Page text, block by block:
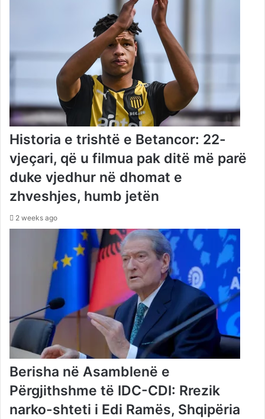
Historia e trishtë e Betancor: 22-
vjeçari, që u filmua pak ditë më parë
duke vjedhur në dhomat e
zhveshjes, humb jetën
2 weeks ago
Berisha në Asamblenë e
Përgjithshme të IDC-CDI: Rrezik
narko-shteti i Edi Ramës, Shqipëria